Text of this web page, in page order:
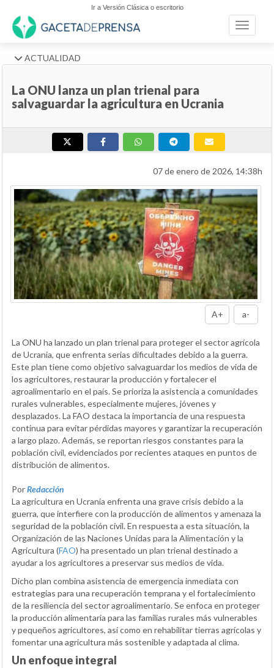
Ir a Versión Clásica o escritorio
Toggle
ACTUALIDAD
La ONU lanza un plan trienal para
salvaguardar la agricultura en Ucrania
07 de enero de 2026, 14:38h
A+ a-
La ONU ha lanzado un plan trienal para proteger el sector agrícola
de Ucrania, que enfrenta serias dificultades debido a la guerra.
Este plan tiene como objetivo salvaguardar los medios de vida de
los agricultores, restaurar la producción y fortalecer el
agroalimentario en el país. Se prioriza la asistencia a comunidades
rurales vulnerables, especialmente mujeres, jóvenes y
desplazados. La FAO destaca la importancia de una respuesta
continua para evitar pérdidas mayores y garantizar la recuperación
a largo plazo. Además, se reportan riesgos constantes para la
población civil, evidenciados por recientes ataques en puntos de
distribución de alimentos.
PorRedacción
La agricultura en Ucrania enfrenta una grave crisis debido a la
guerra, que interfiere con la producción de alimentos y amenaza la
seguridad de la población civil. En respuesta a esta situación, la
Organización de las Naciones Unidas para la Alimentación y la
Agricultura (FAO) ha presentado un plan trienal destinado a
ayudar a los agricultores a preservar sus medios de vida.
Dicho plan combina asistencia de emergencia inmediata con
estrategias para una recuperación temprana y el fortalecimiento
de la resiliencia del sector agroalimentario. Se enfoca en proteger
la producción alimentaria para las familias rurales más vulnerables
y pequeños agricultores, así como en rehabilitar tierras agrícolas y
fomentar una agricultura más sostenible y adaptada al clima.
Un enfoque integral